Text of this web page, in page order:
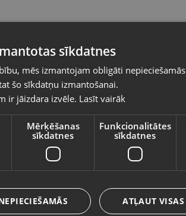
A17 (SM-A175F)
iela 11
(Garantija 6 mēneši)
būs attēlots izvēlētajā valodā
Latvian
sīkdatnes
mēs izmantojam obligāti
šo sīkdatņu izmantošanai.
ir jāizdara izvēle. Lasīt vairāk
Mērķēšanas
sīkdatnes
Funkcionalitātes
sīkdatnes
ATĻAUT